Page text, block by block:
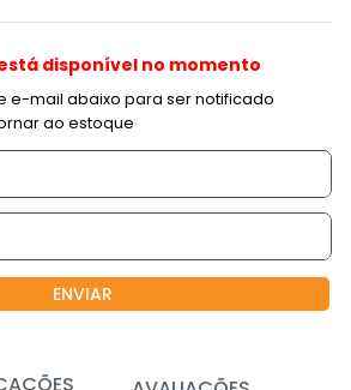
disponível no momento
ENVIAR